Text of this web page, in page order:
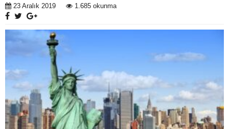
23 Aralık 2019 1.685 okunma